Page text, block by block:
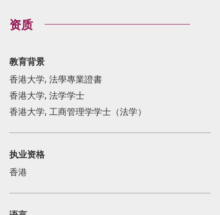
资质
教育背景
香港大学, 法學專業證書
香港大学, 法学学士
香港大学, 工商管理学学士（法学）
执业资格
香港